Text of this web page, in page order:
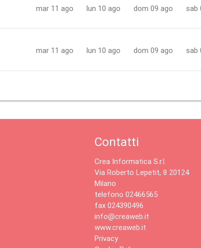
sab
dom 09 ago
lun 10 ago
mar 11 ago
sab
dom 09 ago
lun 10 ago
mar 11 ago
Contatti
Crea Informatica S.r.l.
Via Roberto Lepetit, 8 20124
Milano
telefono 02466565
fax 024390496
info@creaweb.it
www.creaweb.it
Privacy